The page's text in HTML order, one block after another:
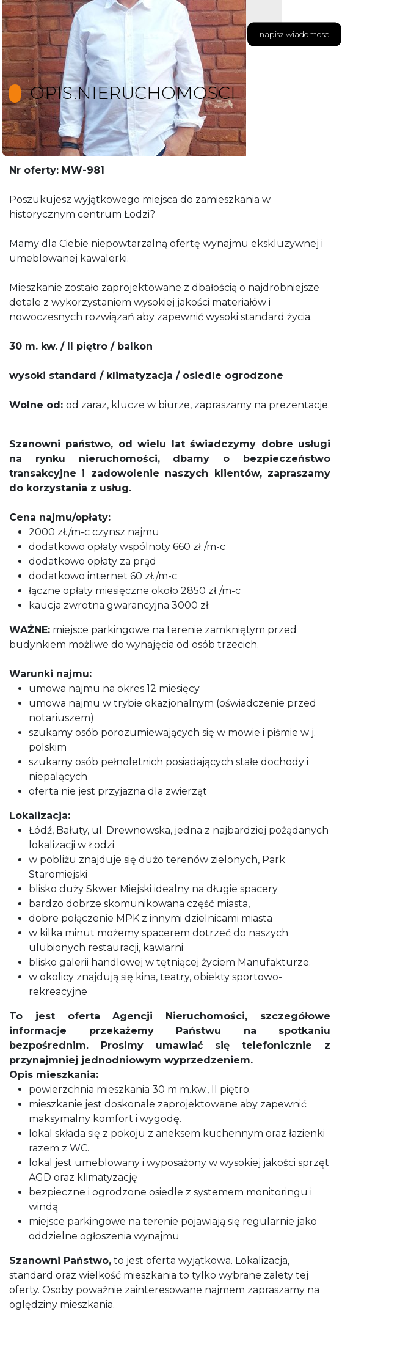
napisz.wiadomosc
OPIS.NIERUCHOMOSCI
OFERTA W REZERWACJI
Nr oferty: MW-981
Poszukujesz wyjątkowego miejsca do zamieszkania w
historycznym centrum Łodzi?
Mamy dla Ciebie niepowtarzalną ofertę wynajmu ekskluzywnej i
umeblowanej kawalerki.
Mieszkanie zostało zaprojektowane z dbałością o najdrobniejsze
detale z wykorzystaniem wysokiej jakości materiałów i
nowoczesnych rozwiązań aby zapewnić wysoki standard życia.
30 m. kw. / II piętro / balkon
wysoki standard / klimatyzacja / osiedle ogrodzone
Wolne od: od zaraz, klucze w biurze, zapraszamy na prezentacje.
Szanowni państwo, od wielu lat świadczymy dobre usługi
na rynku nieruchomości, dbamy o bezpieczeństwo
transakcyjne i zadowolenie naszych klientów, zapraszamy
do korzystania z usług.
Cena najmu/opłaty:
2000 zł./m-c czynsz najmu
dodatkowo opłaty wspólnoty 660 zł./m-c
dodatkowo opłaty za prąd
dodatkowo internet 60 zł./m-c
łączne opłaty miesięczne około 2850 zł./m-c
kaucja zwrotna gwarancyjna 3000 zł.
WAŻNE: miejsce parkingowe na terenie zamkniętym przed
budynkiem możliwe do wynajęcia od osób trzecich.
Warunki najmu:
umowa najmu na okres 12 miesięcy
umowa najmu w trybie okazjonalnym (oświadczenie przed
notariuszem)
szukamy osób porozumiewających się w mowie i piśmie w j.
polskim
szukamy osób pełnoletnich posiadających stałe dochody i
niepalących
oferta nie jest przyjazna dla zwierząt
Lokalizacja:
Łódź, Bałuty, ul. Drewnowska, jedna z najbardziej pożądanych
lokalizacji w Łodzi
w pobliżu znajduje się dużo terenów zielonych, Park
Staromiejski
blisko duży Skwer Miejski idealny na długie spacery
bardzo dobrze skomunikowana część miasta,
dobre połączenie MPK z innymi dzielnicami miasta
w kilka minut możemy spacerem dotrzeć do naszych
ulubionych restauracji, kawiarni
blisko galerii handlowej w tętniącej życiem Manufakturze.
w okolicy znajdują się kina, teatry, obiekty sportowo-
rekreacyjne
To jest oferta Agencji Nieruchomości, szczegółowe
informacje przekażemy Państwu na spotkaniu
bezpośrednim. Prosimy umawiać się telefonicznie z
przynajmniej jednodniowym wyprzedzeniem.
Opis mieszkania:
powierzchnia mieszkania 30 m m.kw., II piętro.
mieszkanie jest doskonale zaprojektowane aby zapewnić
maksymalny komfort i wygodę.
lokal składa się z pokoju z aneksem kuchennym oraz łazienki
razem z WC.
lokal jest umeblowany i wyposażony w wysokiej jakości sprzęt
AGD oraz klimatyzację
bezpieczne i ogrodzone osiedle z systemem monitoringu i
windą
miejsce parkingowe na terenie pojawiają się regularnie jako
oddzielne ogłoszenia wynajmu
Szanowni Państwo, to jest oferta wyjątkowa. Lokalizacja,
standard oraz wielkość mieszkania to tylko wybrane zalety tej
oferty. Osoby poważnie zainteresowane najmem zapraszamy na
oględziny mieszkania.